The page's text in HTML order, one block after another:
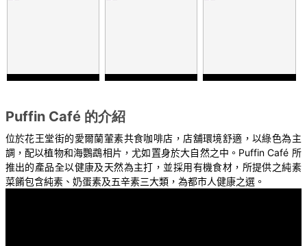
Puffin Café 的介紹
位於花王堂街的愛爾蘭葷素共食咖啡店，店舖環境舒適，以綠色為主
調，配以植物和海鸚鵡相片，尤如置身於大自然之中。 Puffin Café 所
推出的產品全以健康及天然為主打，並採用有機食材，所提供之純素
菜餚包含純素、奶蛋素及五辛素三大類，為都市人健康之選。